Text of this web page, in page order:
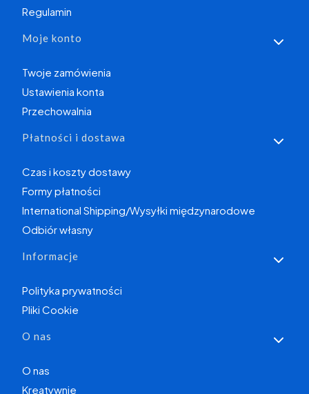
Regulamin
Moje konto
Twoje zamówienia
Ustawienia konta
Przechowalnia
Płatności i dostawa
Czas i koszty dostawy
Formy płatności
International Shipping/Wysyłki międzynarodowe
Odbiór własny
Informacje
Polityka prywatności
Pliki Cookie
O nas
O nas
Kreatywnie